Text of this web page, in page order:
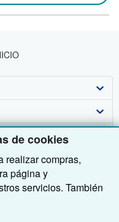
de cookies
realizar compras,
página y
servicios. También
el modo en que los